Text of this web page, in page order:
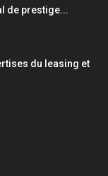
de prestige...
du leasing et